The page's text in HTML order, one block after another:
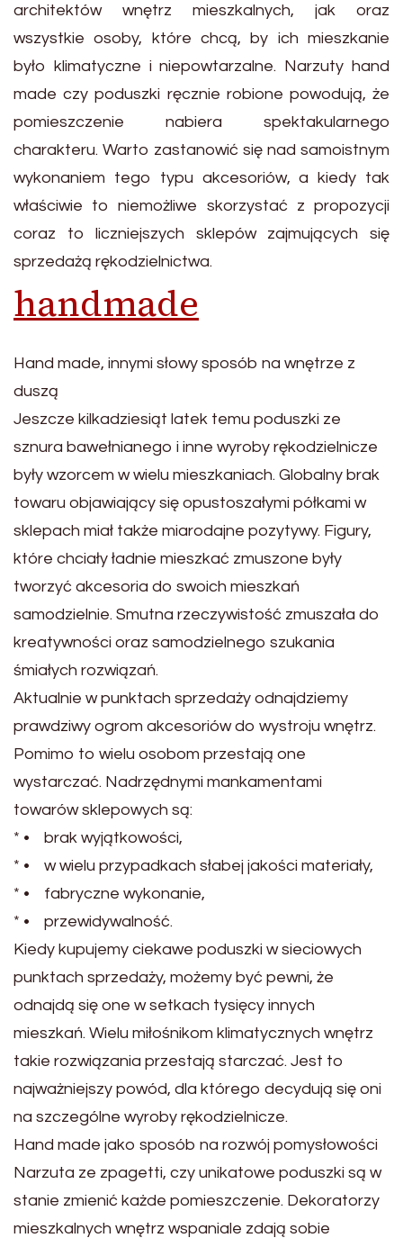
architektów wnętrz mieszkalnych, jak oraz
wszystkie osoby, które chcą, by ich mieszkanie
było klimatyczne i niepowtarzalne. Narzuty hand
made czy poduszki ręcznie robione powodują, że
pomieszczenie nabiera spektakularnego
charakteru. Warto zastanowić się nad samoistnym
wykonaniem tego typu akcesoriów, a kiedy tak
właściwie to niemożliwe skorzystać z propozycji
coraz to liczniejszych sklepów zajmujących się
sprzedażą rękodzielnictwa.
handmade
Hand made, innymi słowy sposób na wnętrze z
duszą
Jeszcze kilkadziesiąt latek temu poduszki ze
sznura bawełnianego i inne wyroby rękodzielnicze
były wzorcem w wielu mieszkaniach. Globalny brak
towaru objawiający się opustoszałymi półkami w
sklepach miał także miarodajne pozytywy. Figury,
które chciały ładnie mieszkać zmuszone były
tworzyć akcesoria do swoich mieszkań
samodzielnie. Smutna rzeczywistość zmuszała do
kreatywności oraz samodzielnego szukania
śmiałych rozwiązań.
Aktualnie w punktach sprzedaży odnajdziemy
prawdziwy ogrom akcesoriów do wystroju wnętrz.
Pomimo to wielu osobom przestają one
wystarczać. Nadrzędnymi mankamentami
towarów sklepowych są:
* • brak wyjątkowości,
* • w wielu przypadkach słabej jakości materiały,
* • fabryczne wykonanie,
* • przewidywalność.
Kiedy kupujemy ciekawe poduszki w sieciowych
punktach sprzedaży, możemy być pewni, że
odnajdą się one w setkach tysięcy innych
mieszkań. Wielu miłośnikom klimatycznych wnętrz
takie rozwiązania przestają starczać. Jest to
najważniejszy powód, dla którego decydują się oni
na szczególne wyroby rękodzielnicze.
Hand made jako sposób na rozwój pomysłowości
Narzuta ze zpagetti, czy unikatowe poduszki są w
stanie zmienić każde pomieszczenie. Dekoratorzy
mieszkalnych wnętrz wspaniale zdają sobie